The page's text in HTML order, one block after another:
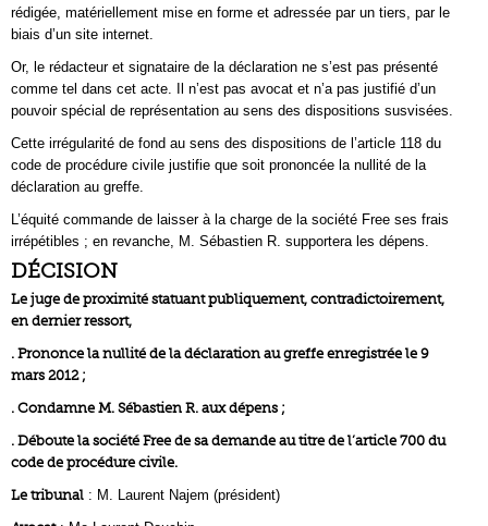
rédigée, matériellement mise en forme et adressée par un tiers, par le
biais d’un site internet.
Or, le rédacteur et signataire de la déclaration ne s’est pas présenté
comme tel dans cet acte. Il n’est pas avocat et n’a pas justifié d’un
pouvoir spécial de représentation au sens des dispositions susvisées.
Cette irrégularité de fond au sens des dispositions de l’article 118 du
code de procédure civile justifie que soit prononcée la nullité de la
déclaration au greffe.
L’équité commande de laisser à la charge de la société Free ses frais
irrépétibles ; en revanche, M. Sébastien R. supportera les dépens.
DÉCISION
Le juge de proximité statuant publiquement, contradictoirement,
en dernier ressort,
. Prononce la nullité de la déclaration au greffe enregistrée le 9
mars 2012 ;
. Condamne M. Sébastien R. aux dépens ;
. Déboute la société Free de sa demande au titre de l’article 700 du
code de procédure civile.
Le tribunal : M. Laurent Najem (président)